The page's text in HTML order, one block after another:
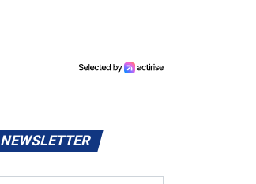
NEWSLETTER